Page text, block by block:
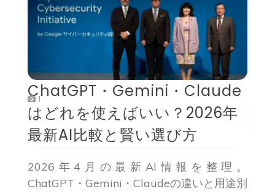
1
ChatGPT・Gemini・Claude
はどれを使えばいい？2026年
最新AI比較と賢い選び方
2026年4月の最新AI情報を整理。
ChatGPT・Gemini・Claudeの違いと用途別